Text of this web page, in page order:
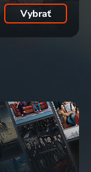
Vybrať